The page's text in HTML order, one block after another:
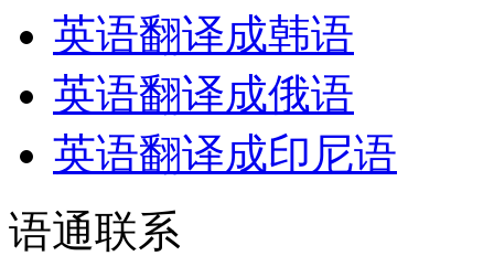
英语翻译成韩语
英语翻译成俄语
英语翻译成印尼语
语通联系